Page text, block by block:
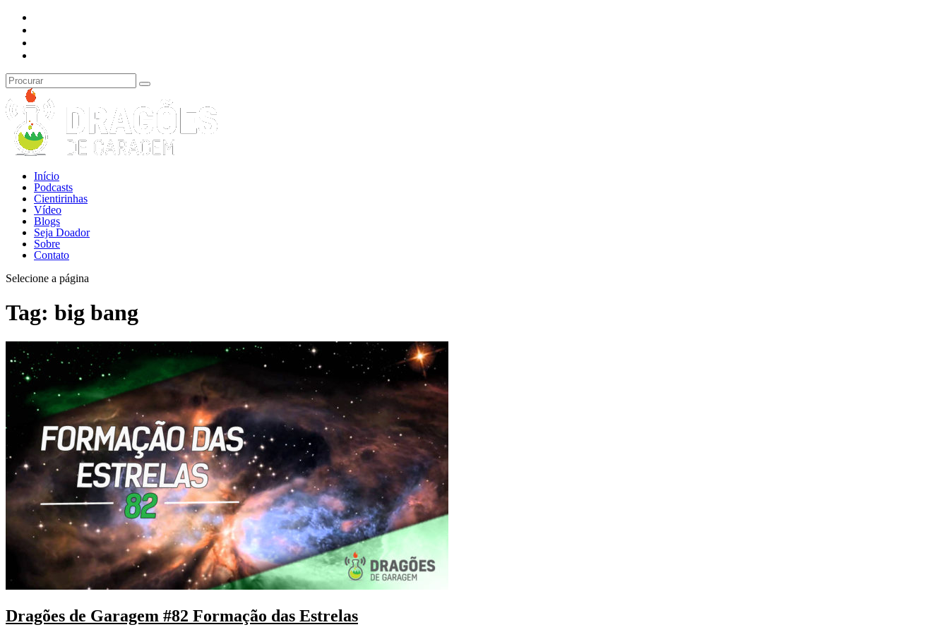
Início
Podcasts
Cientirinhas
Vídeo
Blogs
Seja Doador
Sobre
Contato
Selecione a página
Tag: big bang
Dragões de Garagem #82 Formação das Estrelas